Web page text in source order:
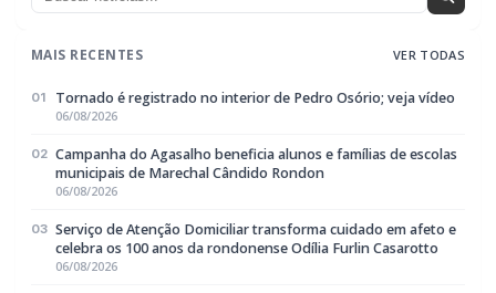
MAIS RECENTES VER TODAS
01 Tornado é registrado no interior de Pedro Osório; veja vídeo
06/08/2026
02 Campanha do Agasalho beneficia alunos e famílias de escolas
municipais de Marechal Cândido Rondon
06/08/2026
03 Serviço de Atenção Domiciliar transforma cuidado em afeto e
celebra os 100 anos da rondonense Odília Furlin Casarotto
06/08/2026